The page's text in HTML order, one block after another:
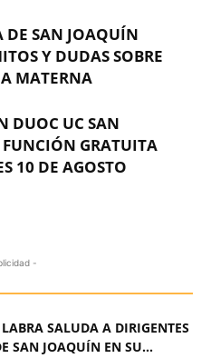
DE SAN JOAQUÍN
Y DUDAS SOBRE
MATERNA
DUOC UC SAN
GRATUITA
10 DE AGOSTO
-
SALUDA A DIRIGENTES
SAN JOAQUÍN EN SU...